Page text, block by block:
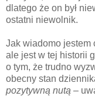
dlatego że on był
ostatni niewolnik.
Jak wiadomo jestem
ale jest w tej historii
o tym, że trudno
obecny stan
pozytywną nutą –